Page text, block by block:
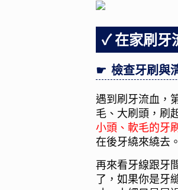
在家刷牙
檢查牙刷與
遇到刷牙流血，
毛、大刷頭，刷
小頭、軟毛的牙
在後牙繞來繞去。
再來看牙線跟牙
了，如果你是牙